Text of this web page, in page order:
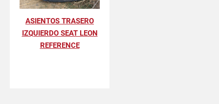
ASIENTOS TRASERO
IZQUIERDO SEAT LEON
REFERENCE